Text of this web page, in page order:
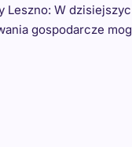
Leszno: W
gospodarcze